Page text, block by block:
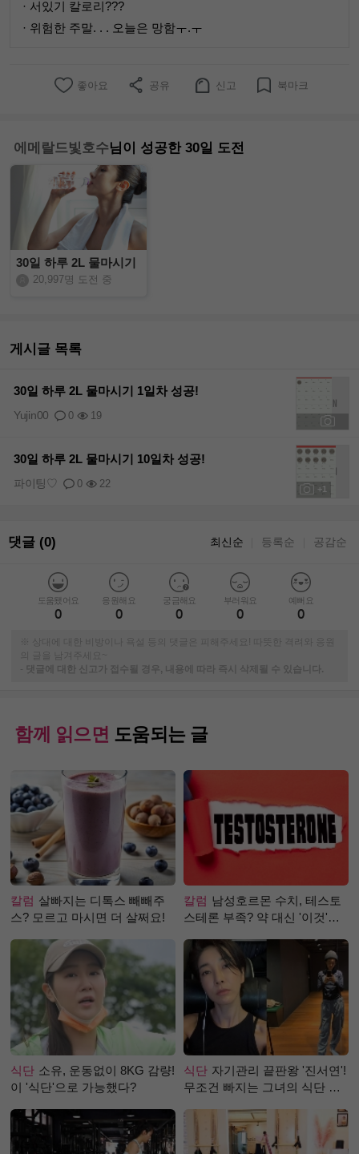
· 서있기 칼로리???
· 위험한 주말. . . 오늘은 망함ㅜ.ㅜ
좋아요 공유 신고 북마크
에메랄드빛호수님이 성공한 30일 도전
30일 하루 2L 물마시기
20,997명 도전 중
게시글 목록
30일 하루 2L 물마시기 1일차 성공!
0 19
Yujin00
+1
30일 하루 2L 물마시기 10일차 성공!
0 22
파이팅♡
댓글 (0) 최신순 등록순 공감순
도움됐어요
0
응원해요
0
궁금해요
0
부러워요
0
예뻐요
0
※ 상대에 대한 비방이나 욕설 등의 댓글은 피해주세요! 따뜻한 격려와 응원
-
댓글에 대한 신고가 접수될 경우, 내용에 따라 즉시 삭제될 수 있습니다.
함께 읽으면 도움되는 글
칼럼 살빠지는 디톡스 빼빼주
스? 모르고 마시면 더 살쩌요!
칼럼 남성호르몬 수치, 테스토
스테론 부족? 약 대신 '이것'으
식단 소유, 운동없이 8KG 감량!
이 '식단'으로 가능했다?
식단 자기관리 끝판왕 '진서연'!
무조건 빠지는 그녀의 식단 정